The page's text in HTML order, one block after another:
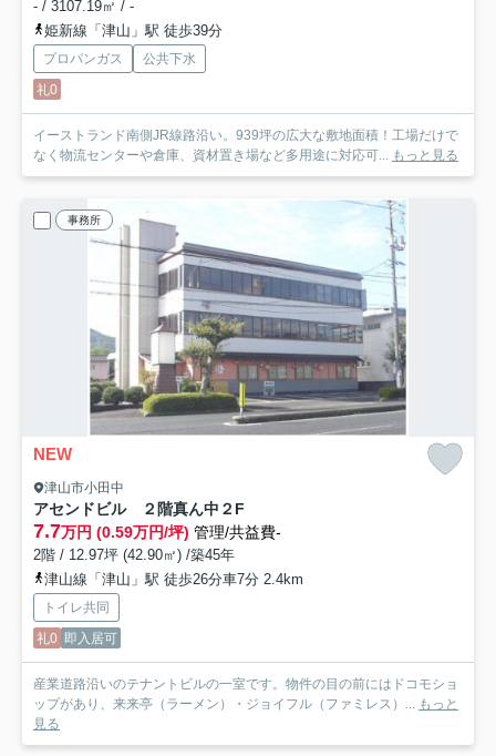
- / 3107.19㎡ / -
姫新線「津山」駅 徒歩39分
プロパンガス
公共下水
礼0
イーストランド南側JR線路沿い。939坪の広大な敷地面積！工場だけで
なく物流センターや倉庫、資材置き場など多用途に対応可... もっと見る
事務所
NEW
津山市小田中
アセンドビル ２階真ん中 ２F
7.7万円 (0.59万円/坪) 管理/共益費-
2階 / 12.97坪 (42.90㎡) /築45年
津山線「津山」駅 徒歩26分車7分 2.4km
トイレ共同
礼0 即入居可
産業道路沿いのテナントビルの一室です。物件の目の前にはドコモショ
ップがあり、来来亭（ラーメン）・ジョイフル（ファミレス）... もっと
見る